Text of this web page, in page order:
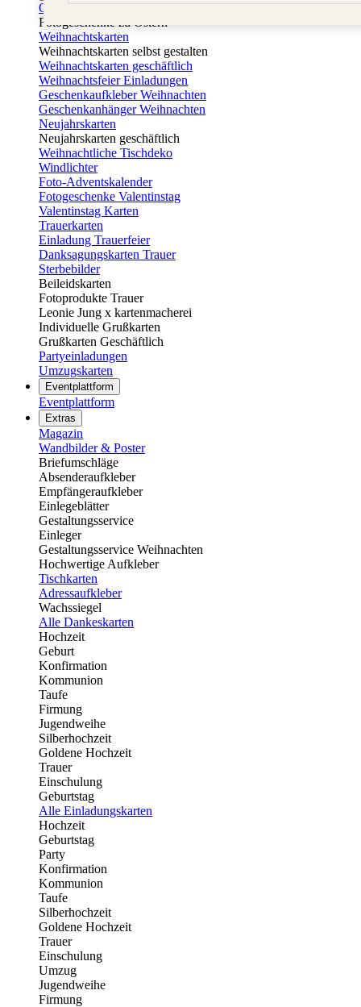
Osterkarten
Fotogeschenke zu Ostern
Weihnachtskarten
Weihnachtskarten selbst gestalten
Weihnachtskarten geschäftlich
Weihnachtsfeier Einladungen
Geschenkaufkleber Weihnachten
Geschenkanhänger Weihnachten
Neujahrskarten
Neujahrskarten geschäftlich
Weihnachtliche Tischdeko
Windlichter
Foto-Adventskalender
Fotogeschenke Valentinstag
Valentinstag Karten
Trauerkarten
Einladung Trauerfeier
Danksagungskarten Trauer
Sterbebilder
Beileidskarten
Fotoprodukte Trauer
Leonie Jung x kartenmacherei
Individuelle Grußkarten
Grußkarten Geschäftlich
Partyeinladungen
Umzugskarten
Eventplattform
Eventplattform
Extras
Magazin
Wandbilder & Poster
Briefumschläge
Absenderaufkleber
Empfängeraufkleber
Einlegeblätter
Gestaltungsservice
Einleger
Gestaltungsservice Weihnachten
Hochwertige Aufkleber
Tischkarten
Adressaufkleber
Wachssiegel
Alle Dankeskarten
Hochzeit
Geburt
Konfirmation
Kommunion
Taufe
Firmung
Jugendweihe
Silberhochzeit
Goldene Hochzeit
Trauer
Einschulung
Geburtstag
Alle Einladungskarten
Hochzeit
Geburtstag
Party
Konfirmation
Kommunion
Taufe
Silberhochzeit
Goldene Hochzeit
Trauer
Einschulung
Umzug
Jugendweihe
Firmung